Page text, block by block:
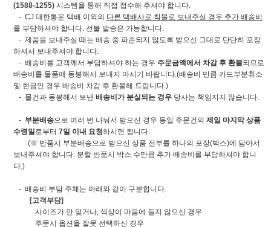
(1588-1255) 시스템을 통해 직접 접수해 주셔야 합니다.
- CJ 대한통운 택배 이외의 다른 택배사로 착불로 보내주실 경우 추가 배송비
를 부담하셔야 합니다. 선불 발송은 가능합니다.
- 제품을 보내주실 때는 배송 중 파손되지 않도록 받으신 그대로 단단히 포장
하셔서 보내주셔야 합니다.
- 배송비를 고객께서 부담하셔야 하는 경우 주문금액에서 차감 후 환불되므로
배송비를 물품에 동봉해서 보내지 마시기 바랍니다.(배송비 만큼 카드부분취소
및 현금인 경우 배송비 차감 후 환불해 드립니다.)
- 물건과 동봉해서 보낸 배송비가 분실되는 경우 당사는 책임지지 않습니다.
- 부분배송으로 여러 번 나눠서 받으신 경우 동일 주문건의 제일 마지막 상품
수령일 로부터 7일 이내 요청하시면 됩니다.
(※ 반품시 부분배송으로 받으신 상품 전부를 하나의 포장(박스)에 담아서
보내주셔야 합니다. 분할 반품시 박스 수만큼 추가 배송비를 부담하셔야 합니
다.)
- 배송비 부담 주체는 아래와 같이 구분합니다.
[고객부담]
사이즈가 안 맞거나, 색상이 마음에 들지 않으신 경우
주문시 옵션을 잘못 선택하신 경우